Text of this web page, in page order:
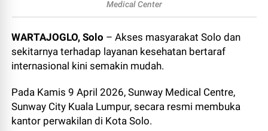
Medical Center
WARTAJOGLO, Solo – Akses masyarakat Solo dan
sekitarnya terhadap layanan kesehatan bertaraf
internasional kini semakin mudah.
Pada Kamis 9 April 2026, Sunway Medical Centre,
Sunway City Kuala Lumpur, secara resmi membuka
kantor perwakilan di Kota Solo.